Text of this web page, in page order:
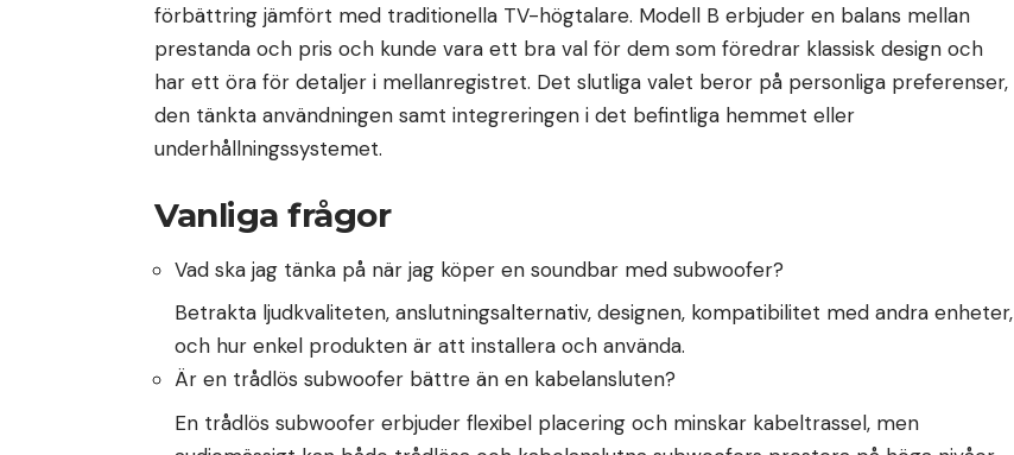
förbättring jämfört med traditionella TV-högtalare. Modell B erbjuder en balans mellan
prestanda och pris och kunde vara ett bra val för dem som föredrar klassisk design och
har ett öra för detaljer i mellanregistret. Det slutliga valet beror på personliga preferenser,
den tänkta användningen samt integreringen i det befintliga hemmet eller
underhållningssystemet.
Vanliga frågor
Vad ska jag tänka på när jag köper en soundbar med subwoofer?
Betrakta ljudkvaliteten, anslutningsalternativ, designen, kompatibilitet med andra enheter,
och hur enkel produkten är att installera och använda.
Är en trådlös subwoofer bättre än en kabelansluten?
En trådlös subwoofer erbjuder flexibel placering och minskar kabeltrassel, men